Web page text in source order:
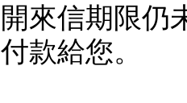
來信期限仍
款給您。